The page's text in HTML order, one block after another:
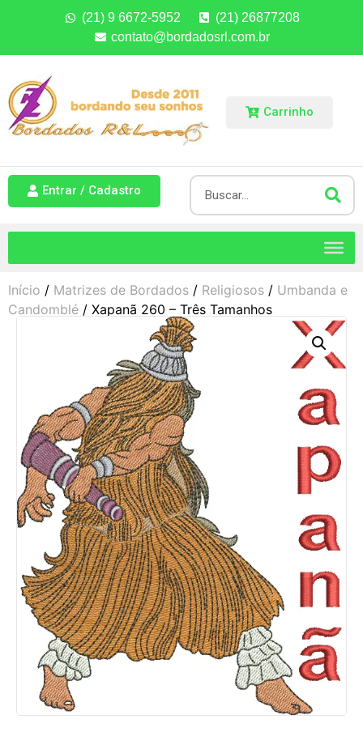
(21) 9 6672-5952
(21) 26877208
contato@bordadosrl.com.br
Carrinho
Entrar / Cadastro
Início / Matrizes de Bordados / Religiosos / Umbanda e
Candomblé / Xapanã 260 – Três Tamanhos